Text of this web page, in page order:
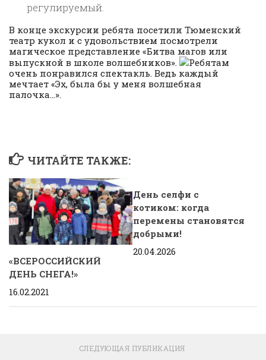
регулируемый.
В конце экскурсии ребята посетили Тюменский
театр кукол и с удовольствием посмотрели
магическое представление «Битва магов или
выпускной в школе волшебников».
Ребятам
очень понравился спектакль. Ведь каждый
мечтает «Эх, была бы у меня волшебная
палочка…».
ЧИТАЙТЕ ТАКЖЕ:
«ВСЕРОССИЙСКИЙ
ДЕНЬ СНЕГА!»
16.02.2021
День селфи с
котиком: когда
перемены становятся
добрыми!
20.04.2026
СЛЕДУЮЩАЯ ПУБЛИКАЦИЯ